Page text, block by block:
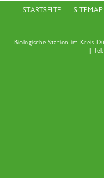
STARTSEITE SITEMAP
Biologische Station im Kreis
| Tel: